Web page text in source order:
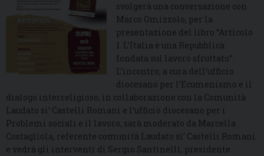
svolgerà una conversazione con
Marco Omizzolo, per la
presentazione del libro “Articolo
1. L’Italia è una Repubblica
fondata sul lavoro sfruttato”.
L’incontro, a cura dell’ufficio
diocesano per l’Ecumenismo e il
dialogo interreligioso, in collaborazione con la Comunità
Laudato si’ Castelli Romani e l’ufficio diocesano per i
Problemi sociali e il lavoro, sarà moderato da Marcella
Costagliola, referente comunità Laudato si’ Castelli Romani
e vedrà gli interventi di Sergio Santinelli, presidente